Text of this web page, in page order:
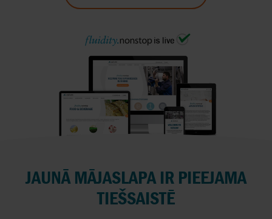
JAUNĀ MĀJASLAPA IR PIEEJAMA
TIEŠSAISTĒ